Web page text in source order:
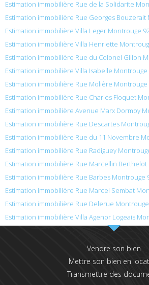
Estimation immobilière Rue de la Solidarite
Estimation immobilière Rue Georges Bouzerait
Estimation immobilière Villa Leger Montrouge
Estimation immobilière Villa Henriette
Estimation immobilière Rue du Colonel Gillon
Estimation immobilière Villa Isabelle Montrouge
Estimation immobilière Rue Molière Montrouge
Estimation immobilière Rue Charles Floquet
Estimation immobilière Avenue Marx Dormoy
Estimation immobilière Rue Descartes
Estimation immobilière Rue du 11 Novembre
Estimation immobilière Rue Radiguey
Estimation immobilière Rue Marcellin Berthelot
Estimation immobilière Rue Barbes Montrouge
Estimation immobilière Rue Marcel Sembat
Estimation immobilière Rue Delerue
Estimation immobilière Villa Agenor Logeais
Vendre son bien
Mettre son bien en
Transmettre des